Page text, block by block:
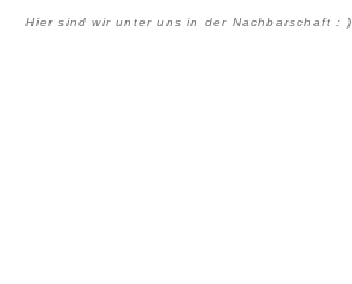
Hier sind wir unter uns in der Nachbarschaft : )